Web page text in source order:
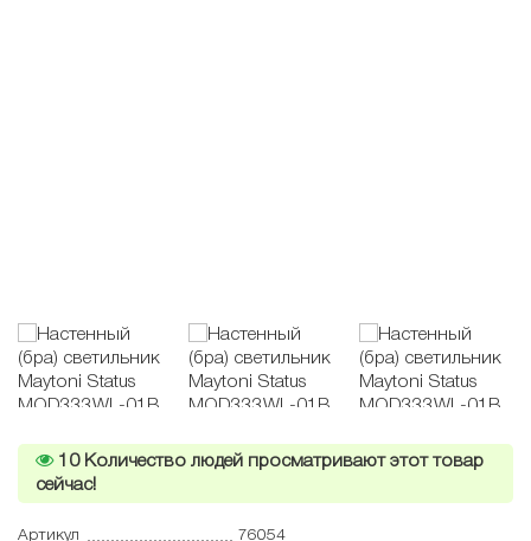
10Количество людей просматривают этот товар
сейчас!
Артикул
76054